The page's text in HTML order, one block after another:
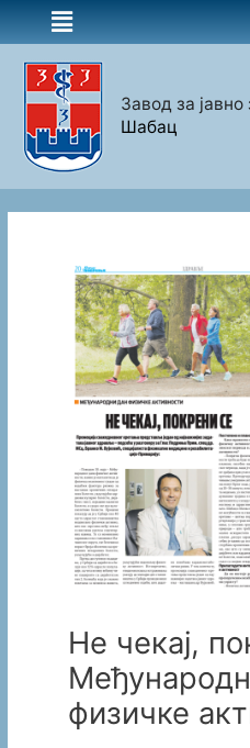
Завод за
Шабац
Не чекај,
физичке